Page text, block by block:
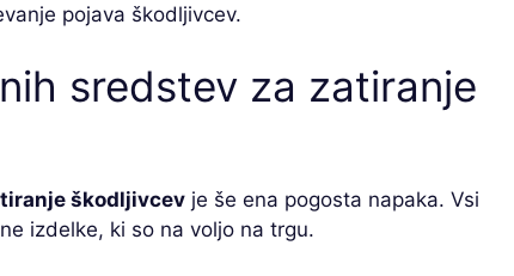
pojava škodljivcev.
sredstev za zatiranje
škodljivcev je še ena pogosta napaka. Vsi
izdelke, ki so na voljo na trgu.